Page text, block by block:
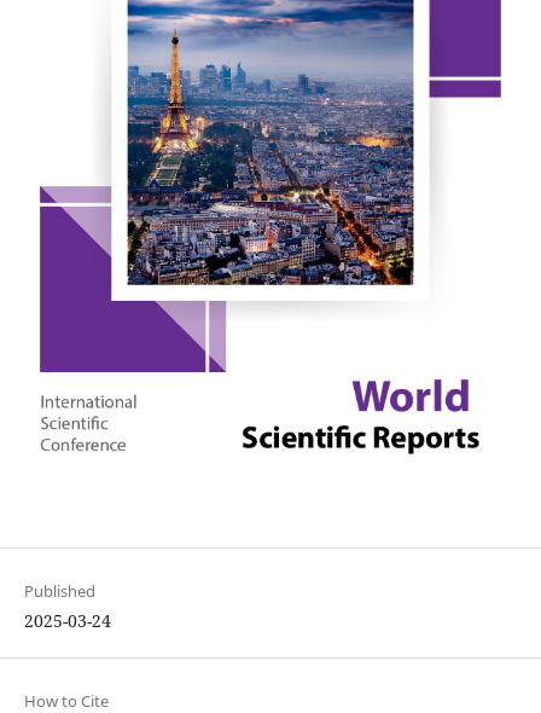
Published
2025-03-24
How to Cite